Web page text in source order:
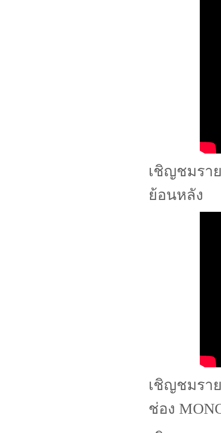
เชิญชมรา
ย้อนหลัง
เชิญชมรา
ช่อง